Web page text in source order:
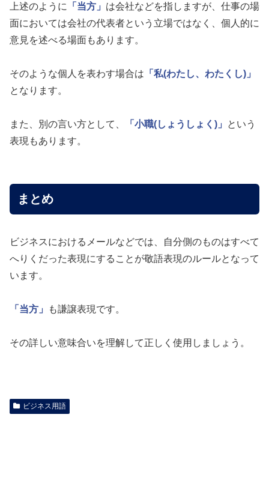
上述のように 「当方」 は会社などを指しますが、仕事の場
面においては会社の代表者という立場ではなく、個人的に
意見を述べる場面もあります。
そのような個人を表わす場合は 「私(わたし、わたくし)」
となります。
また、別の言い方として、 「小職(しょうしょく)」
という
表現もあります。
まとめ
ビジネスにおけるメールなどでは、自分側のものはすべて
へりくだった表現にすることが敬語表現のルールとなって
います。
「当方」 も謙譲表現です。
その詳しい意味合いを理解して正しく使用しましょう。
ビジネス用語